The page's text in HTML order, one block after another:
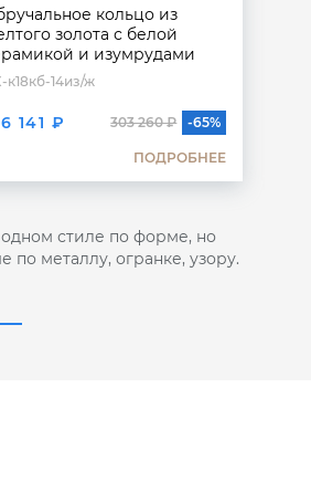
кольцо из
золота с белой
и изумрудами
к18кб-14из/ж
141 ₽ 303 260 ₽ -65%
ПОДРОБНЕЕ
стиле по форме, но
по металлу, огранке, узору.